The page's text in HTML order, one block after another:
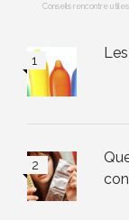
Conseils rencontre utiles